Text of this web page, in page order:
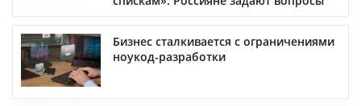
Бизнес сталкивается с ограничениями
ноукод-разработки